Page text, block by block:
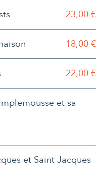
23,00 €
18,00 €
22,00 €
et sa
et Saint Jacques